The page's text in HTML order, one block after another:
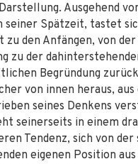
Ausgehend
seiner Spätzeit, tastet
zu den Anfängen, von
zu der
Begründung
von innen heraus, aus
seines Denkens
seinerseits in einem
Tendenz, sich von der
eigenen Position